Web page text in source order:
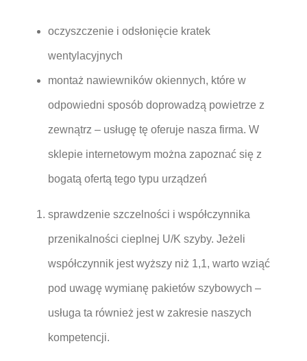
oczyszczenie i odsłonięcie kratek
wentylacyjnych
montaż nawiewników okiennych, które w
odpowiedni sposób doprowadzą powietrze z
zewnątrz – usługę tę oferuje nasza firma. W
sklepie internetowym można zapoznać się z
bogatą ofertą tego typu urządzeń
sprawdzenie szczelności i współczynnika
przenikalności cieplnej U/K szyby. Jeżeli
współczynnik jest wyższy niż 1,1, warto wziąć
pod uwagę wymianę pakietów szybowych –
usługa ta również jest w zakresie naszych
kompetencji.